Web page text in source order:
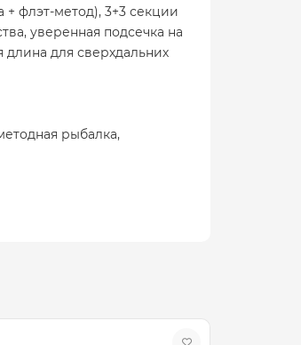
флэт-метод), 3+3 секции
уверенная подсечка на
для сверхдальних
рыбалка,